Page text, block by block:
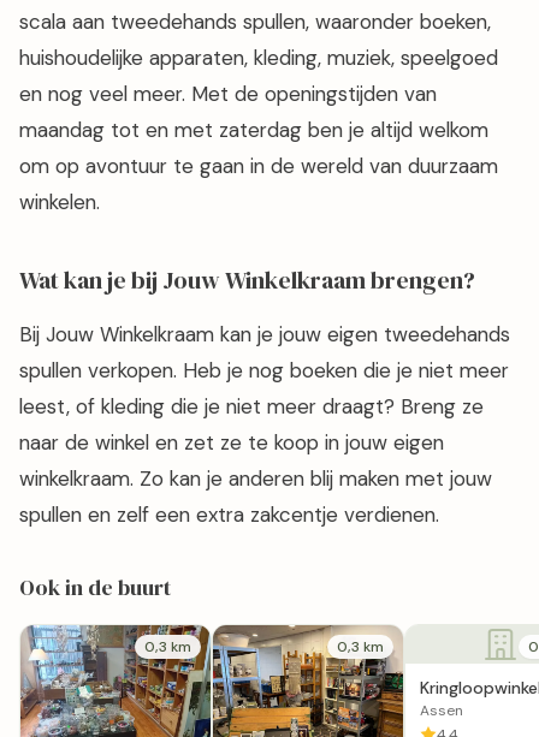
scala aan tweedehands spullen, waaronder boeken,
huishoudelijke apparaten, kleding, muziek, speelgoed
en nog veel meer. Met de openingstijden van
maandag tot en met zaterdag ben je altijd welkom
om op avontuur te gaan in de wereld van duurzaam
winkelen.
Wat kan je bij Jouw Winkelkraam brengen?
Bij Jouw Winkelkraam kan je jouw eigen tweedehands
spullen verkopen. Heb je nog boeken die je niet meer
leest, of kleding die je niet meer draagt? Breng ze
naar de winkel en zet ze te koop in jouw eigen
winkelkraam. Zo kan je anderen blij maken met jouw
spullen en zelf een extra zakcentje verdienen.
Ook in de buurt
0,3 km 0,3 km
Second Hand
Assen
Assen